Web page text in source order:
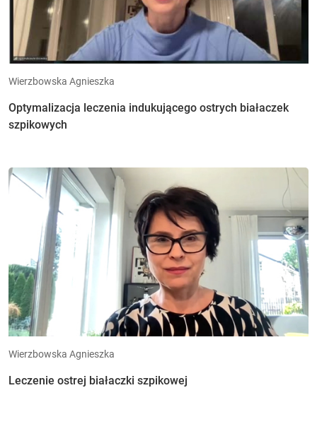
Wierzbowska Agnieszka
Optymalizacja leczenia indukującego ostrych białaczek
szpikowych
Wierzbowska Agnieszka
Leczenie ostrej białaczki szpikowej